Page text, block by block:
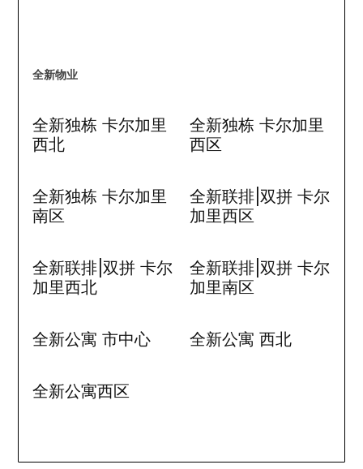
全新物业
全新独栋 卡尔加里
西北
全新独栋 卡尔加里
西区
全新独栋 卡尔加里
南区
全新联排|双拼 卡尔
加里西区
全新联排|双拼 卡尔
加里西北
全新联排|双拼 卡尔
加里南区
全新公寓 市中心 全新公寓 西北
全新公寓西区